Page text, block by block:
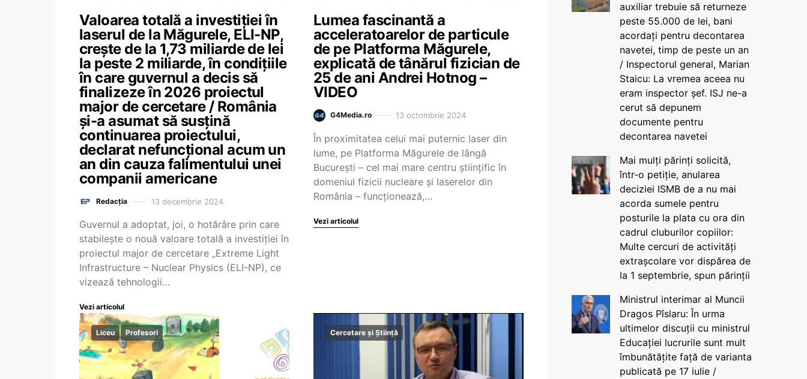
Valoarea totală a investiției în
laserul de la Măgurele, ELI-NP,
crește de la 1,73 miliarde de lei
la peste 2 miliarde, în condițiile
în care guvernul a decis să
finalizeze în 2026 proiectul
major de cercetare / România
și-a asumat să susțină
continuarea proiectului,
declarat nefuncțional acum un
an din cauza falimentului unei
companii americane
Redacția 13 decembrie 2024
Guvernul a adoptat, joi, o hotărâre prin care
stabilește o nouă valoare totală a investiției în
proiectul major de cercetare „Extreme Light
Infrastructure – Nuclear Physics (ELI-NP), ce
vizează tehnologii…
Vezi articolul
Lumea fascinantă a
acceleratoarelor de particule
de pe Platforma Măgurele,
explicată de tânărul fizician de
25 de ani Andrei Hotnog –
VIDEO
G4Media.ro 13 octombrie 2024
În proximitatea celui mai puternic laser din
lume, pe Platforma Măgurele de lângă
București – cel mai mare centru științific în
domeniul fizicii nucleare și laserelor din
România – funcționează,…
Vezi articolul
Liceu Profesori Cercetare și Știință
auxiliar trebuie să returneze
peste 55.000 de lei, bani
acordați pentru decontarea
navetei, timp de peste un an
/ Inspectorul general, Marian
Staicu: La vremea aceea nu
eram inspector șef. ISJ ne-a
cerut să depunem
documente pentru
decontarea navetei
Mai mulți părinți solicită,
într-o petiție, anularea
deciziei ISMB de a nu mai
acorda sumele pentru
posturile la plata cu ora din
cadrul cluburilor copiilor:
Multe cercuri de activități
extrașcolare vor dispărea de
la 1 septembrie, spun părinții
Ministrul interimar al Muncii
Dragos Pîslaru: În urma
ultimelor discuții cu ministrul
Educației lucrurile sunt mult
îmbunătățite față de varianta
publicată pe 17 iulie /